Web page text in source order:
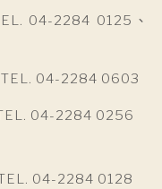
04-2284 0125、
04-2284 0603
04-2284 0256
04-2284 0128